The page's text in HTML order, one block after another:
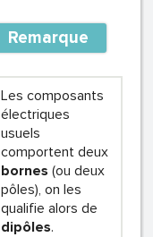
Remarque
Les composants
électriques
usuels
comportent deux
bornes (ou deux
pôles), on les
qualifie alors de
dipôles.